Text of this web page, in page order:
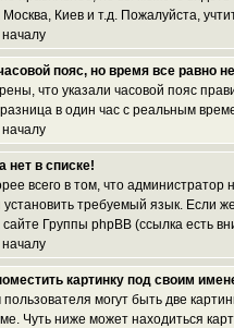
Москва, Киев и т.д. Пожалуйста,
началу
пояс, но время все равно
что указали часовой пояс
в один час с реальным
началу
нет в списке!
всего в том, что
требуемый язык. Если
сайте Группы phpBB (ссылка есть
началу
картинку под своим
могут быть две
Чуть ниже может находиться